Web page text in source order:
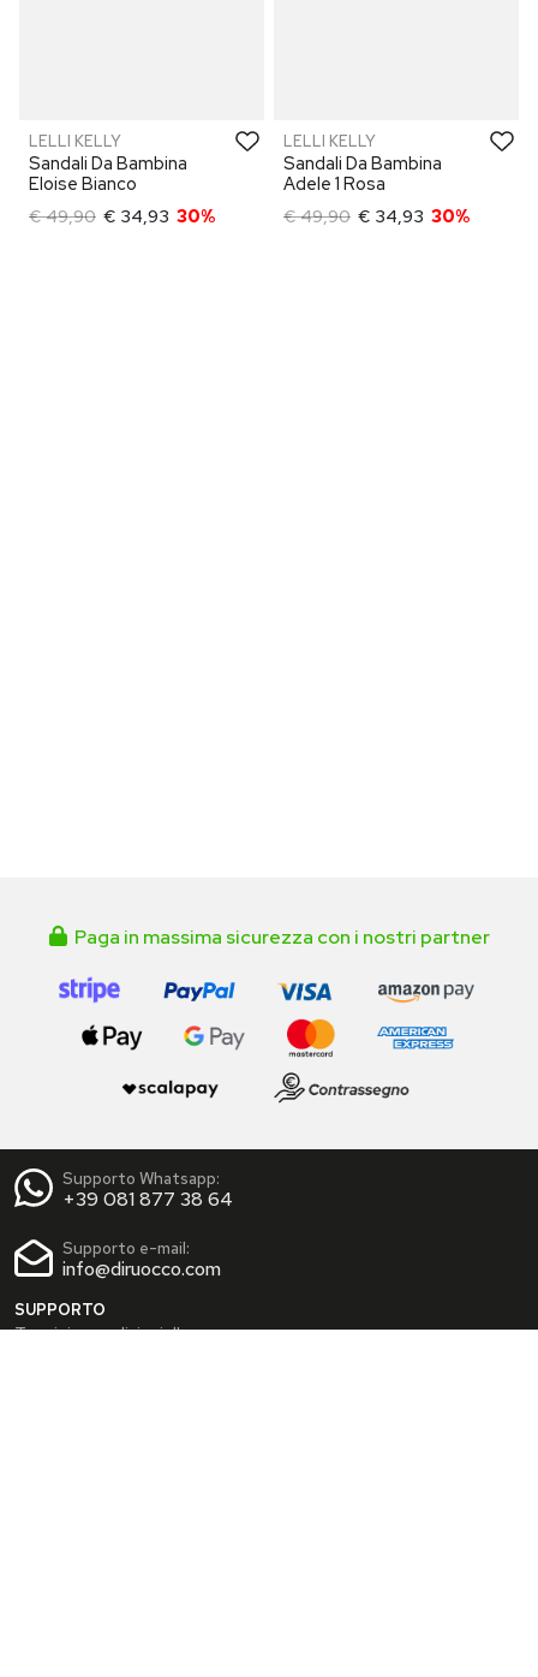
LELLI KELLY
Sandali Da Bambina
Eloise Bianco
€ 49,90 € 34,93 30%
LELLI KELLY
Sandali Da Bambina
Adele 1 Rosa
€ 49,90 € 34,93 30%
Paga in massima sicurezza con i nostri partner
Supporto Whatsapp:
+39 081 877 38 64
Supporto e-mail:
info@diruocco.com
SUPPORTO
Termini e condizioni d'uso